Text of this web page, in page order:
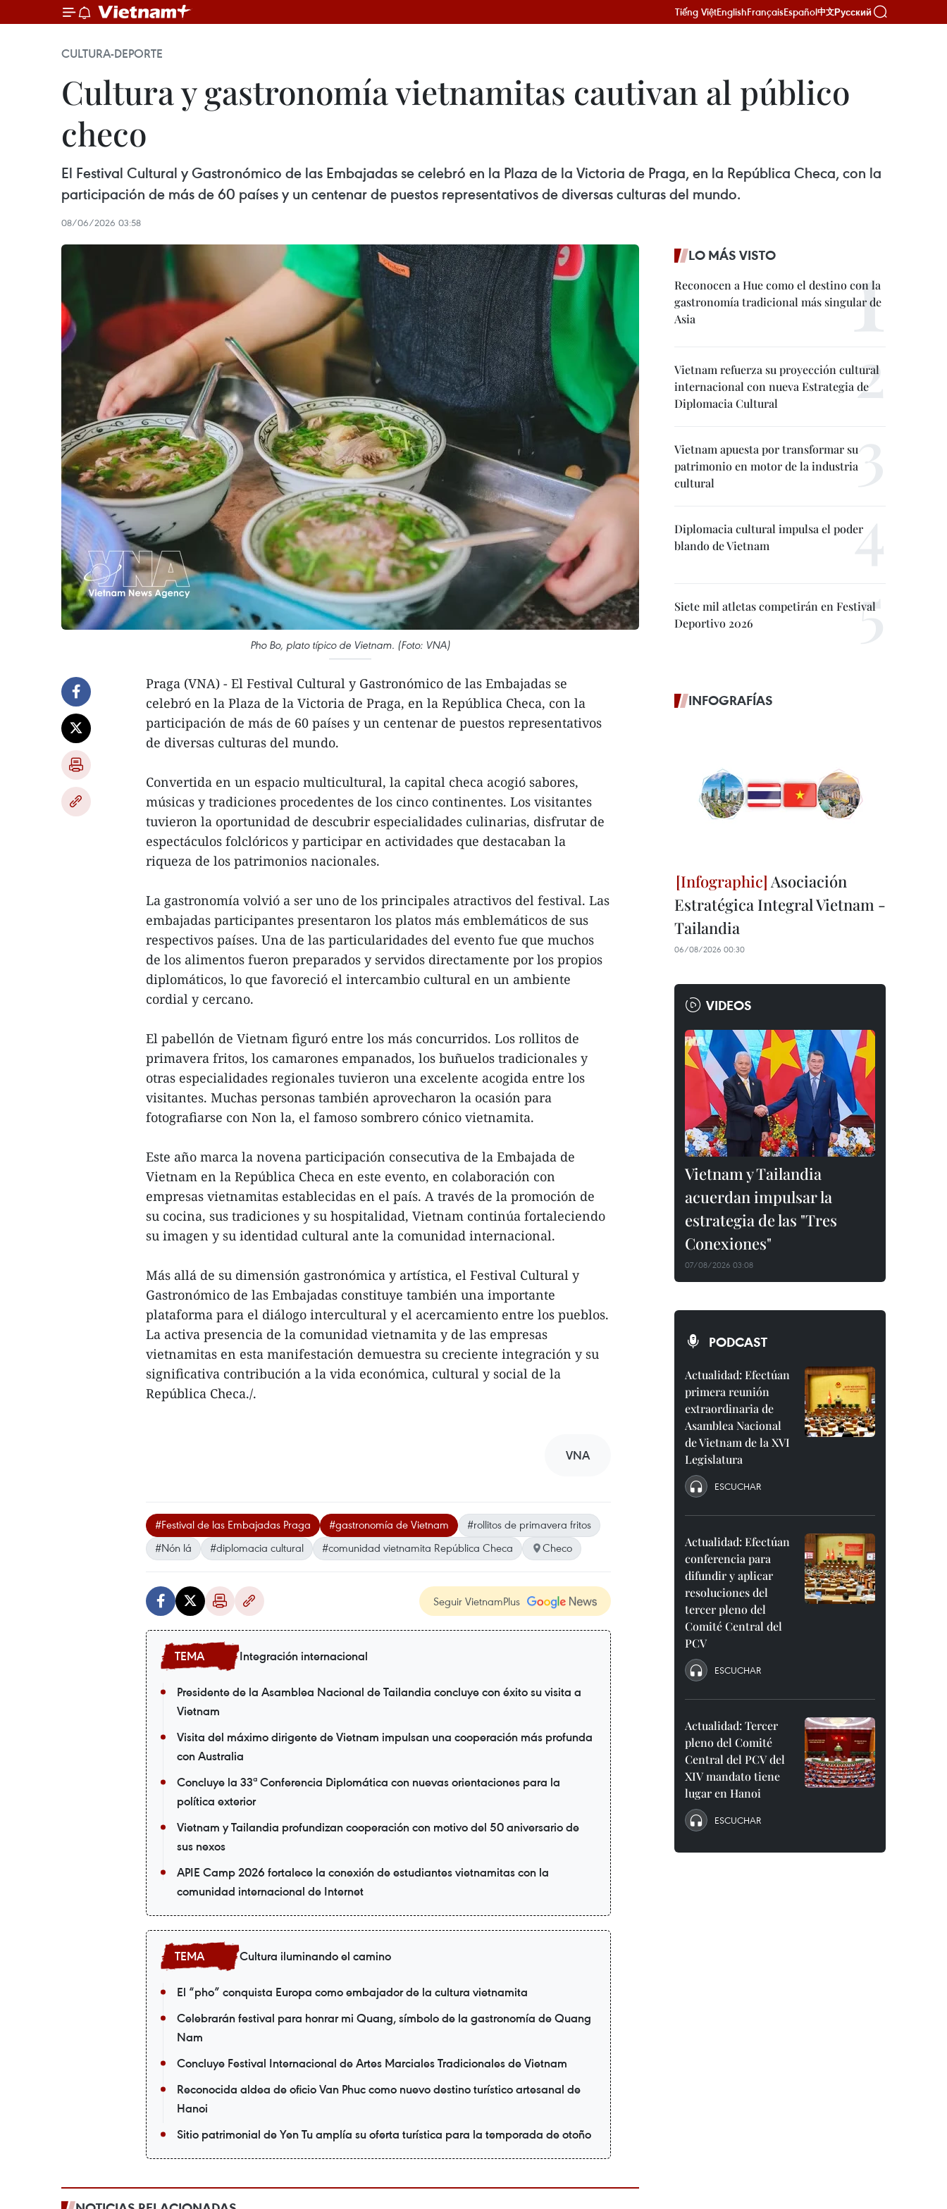
Tiếng ViệtEnglishFrançaisEspañol中文Русский
CULTURA-DEPORTE
Cultura y gastronomía vietnamitas cautivan al público
checo
El Festival Cultural y Gastronómico de las Embajadas se celebró en la Plaza de la Victoria de Praga, en la República Checa, con la
participación de más de 60 países y un centenar de puestos representativos de diversas culturas del mundo.
08/06/2026 03:58
Pho Bo, plato típico de Vietnam. (Foto: VNA)
Praga (VNA) - El Festival Cultural y Gastronómico de las Embajadas se
celebró en la Plaza de la Victoria de Praga, en la República Checa, con la
participación de más de 60 países y un centenar de puestos representativos
de diversas culturas del mundo.
Convertida en un espacio multicultural, la capital checa acogió sabores,
músicas y tradiciones procedentes de los cinco continentes. Los visitantes
tuvieron la oportunidad de descubrir especialidades culinarias, disfrutar de
espectáculos folclóricos y participar en actividades que destacaban la
riqueza de los patrimonios nacionales.
La gastronomía volvió a ser uno de los principales atractivos del festival. Las
embajadas participantes presentaron los platos más emblemáticos de sus
respectivos países. Una de las particularidades del evento fue que muchos
de los alimentos fueron preparados y servidos directamente por los propios
diplomáticos, lo que favoreció el intercambio cultural en un ambiente
cordial y cercano.
El pabellón de Vietnam figuró entre los más concurridos. Los rollitos de
primavera fritos, los camarones empanados, los buñuelos tradicionales y
otras especialidades regionales tuvieron una excelente acogida entre los
visitantes. Muchas personas también aprovecharon la ocasión para
fotografiarse con Non la, el famoso sombrero cónico vietnamita.
Este año marca la novena participación consecutiva de la Embajada de
Vietnam en la República Checa en este evento, en colaboración con
empresas vietnamitas establecidas en el país. A través de la promoción de
su cocina, sus tradiciones y su hospitalidad, Vietnam continúa fortaleciendo
su imagen y su identidad cultural ante la comunidad internacional.
Más allá de su dimensión gastronómica y artística, el Festival Cultural y
Gastronómico de las Embajadas constituye también una importante
plataforma para el diálogo intercultural y el acercamiento entre los pueblos.
La activa presencia de la comunidad vietnamita y de las empresas
vietnamitas en esta manifestación demuestra su creciente integración y su
significativa contribución a la vida económica, cultural y social de la
República Checa./.
VNA
#Festival de las Embajadas Praga #gastronomía de Vietnam
#rollitos de primavera fritos
#Nón lá
#diplomacia cultural #comunidad vietnamita República Checa Checo
Seguir VietnamPlus
Integración internacional
Presidente de la Asamblea Nacional de Tailandia concluye con éxito su visita a
Vietnam
Visita del máximo dirigente de Vietnam impulsan una cooperación más profunda
con Australia
Concluye la 33ª Conferencia Diplomática con nuevas orientaciones para la
política exterior
Vietnam y Tailandia profundizan cooperación con motivo del 50 aniversario de
sus nexos
APIE Camp 2026 fortalece la conexión de estudiantes vietnamitas con la
comunidad internacional de Internet
Cultura iluminando el camino
El “pho” conquista Europa como embajador de la cultura vietnamita
Celebrarán festival para honrar mi Quang, símbolo de la gastronomía de Quang
Nam
Concluye Festival Internacional de Artes Marciales Tradicionales de Vietnam
Reconocida aldea de oficio Van Phuc como nuevo destino turístico artesanal de
Hanoi
Sitio patrimonial de Yen Tu amplía su oferta turística para la temporada de otoño
LO MÁS VISTO
Reconocen a Hue como el destino con la
gastronomía tradicional más singular de
Asia
Vietnam refuerza su proyección cultural
internacional con nueva Estrategia de
Diplomacia Cultural
Vietnam apuesta por transformar su
patrimonio en motor de la industria
cultural
Diplomacia cultural impulsa el poder
blando de Vietnam
Siete mil atletas competirán en Festival
Deportivo 2026
INFOGRAFÍAS
Asociación
Estratégica Integral Vietnam -
Tailandia
06/08/2026 00:30
VIDEOS
Vietnam y Tailandia
acuerdan impulsar la
estrategia de las "Tres
Conexiones"
07/08/2026 03:08
PODCAST
Actualidad: Efectúan
primera reunión
extraordinaria de
Asamblea Nacional
de Vietnam de la XVI
Legislatura
ESCUCHAR
Actualidad: Efectúan
conferencia para
difundir y aplicar
resoluciones del
tercer pleno del
Comité Central del
PCV
ESCUCHAR
Actualidad: Tercer
pleno del Comité
Central del PCV del
XIV mandato tiene
lugar en Hanoi
ESCUCHAR